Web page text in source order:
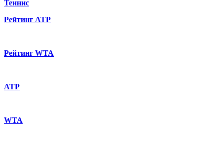
Теннис
Рейтинг ATP
Рейтинг WTA
ATP
WTA